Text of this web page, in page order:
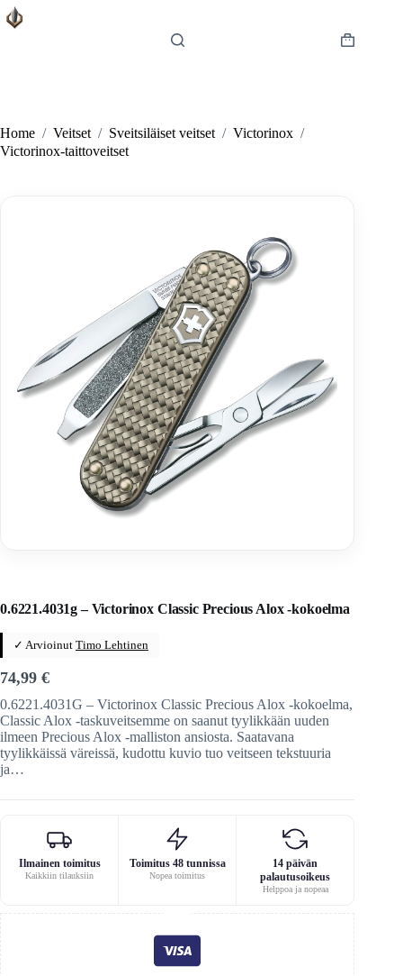
Skip
to
Shopping
Home / Veitset / Sveitsiläiset veitset / Victorinox /
Victorinox-taittoveitset
0.6221.4031g – Victorinox Classic Precious Alox -kokoelma
✓ Arvioinut Timo Lehtinen
74,99 €
0.6221.4031G – Victorinox Classic Precious Alox -kokoelma,
Classic Alox -taskuveitsemme on saanut tyylikkään uuden
ilmeen Precious Alox -malliston ansiosta. Saatavana
tyylikkäissä väreissä, kudottu kuvio tuo veitseen tekstuuria
ja…
Ilmainen toimitus
Kaikkiin tilauksiin
Toimitus 48 tunnissa
Nopea toimitus
14 päivän
palautusoikeus
Helppoa ja nopeaa